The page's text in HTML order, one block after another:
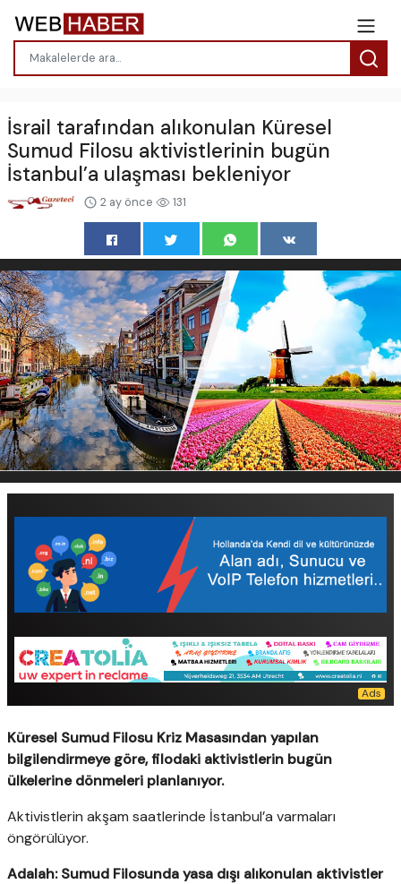
İsrail tarafından alıkonulan Küresel
Sumud Filosu aktivistlerinin bugün
İstanbul’a ulaşması bekleniyor
2 ay önce 131
Küresel Sumud Filosu Kriz Masasından yapılan
bilgilendirmeye göre, filodaki aktivistlerin bugün
ülkelerine dönmeleri planlanıyor.
Aktivistlerin akşam saatlerinde İstanbul’a varmaları
öngörülüyor.
Adalah: Sumud Filosunda yasa dışı alıkonulan aktivistler